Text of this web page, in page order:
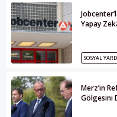
Yapay
SOSYAL
Merz’in
Gölgesini